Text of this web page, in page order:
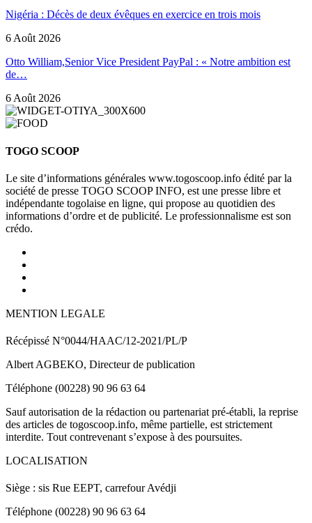
Nigéria : Décès de deux évêques en exercice en trois mois
6 Août 2026
Otto William,Senior Vice President PayPal : « Notre ambition est
de…
6 Août 2026
TOGO SCOOP
Le site d’informations générales www.togoscoop.info édité par la
société de presse TOGO SCOOP INFO, est une presse libre et
indépendante togolaise en ligne, qui propose au quotidien des
informations d’ordre et de publicité. Le professionnalisme est son
crédo.
MENTION LEGALE
Récépissé N°0044/HAAC/12-2021/PL/P
Albert AGBEKO, Directeur de publication
Téléphone (00228) 90 96 63 64
Sauf autorisation de la rédaction ou partenariat pré-établi, la reprise
des articles de togoscoop.info, même partielle, est strictement
interdite. Tout contrevenant s’expose à des poursuites.
LOCALISATION
Siège : sis Rue EEPT, carrefour Avédji
Téléphone (00228) 90 96 63 64